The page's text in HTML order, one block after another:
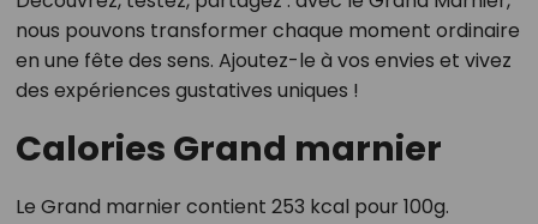
nous pouvons transformer chaque moment ordinaire
en une fête des sens. Ajoutez-le à vos envies et vivez
des expériences gustatives uniques !
Calories Grand marnier
Le Grand marnier contient 253 kcal pour 100g.